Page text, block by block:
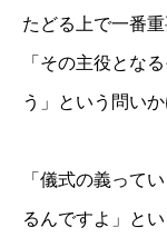
たどる上で一番
「その主役とな
う」という問いか
「儀式の義って
るんですよ」と